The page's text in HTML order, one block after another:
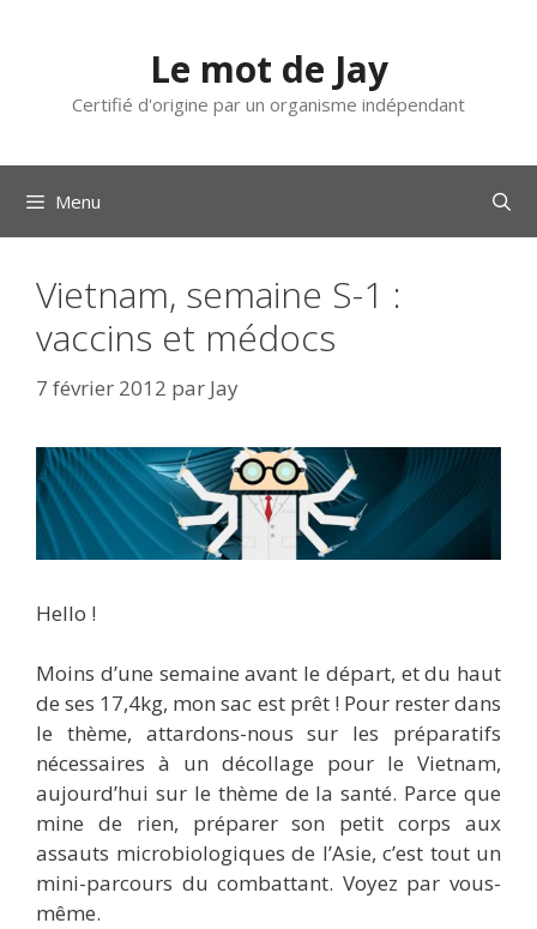
Le mot de Jay
Certifié d'origine par un organisme indépendant
Menu
Vietnam, semaine S-1 :
vaccins et médocs
7 février 2012 par Jay
Hello !
Moins d’une semaine avant le départ, et du haut
de ses 17,4kg, mon sac est prêt ! Pour rester dans
le thème, attardons-nous sur les préparatifs
nécessaires à un décollage pour le Vietnam,
aujourd’hui sur le thème de la santé. Parce que
mine de rien, préparer son petit corps aux
assauts microbiologiques de l’Asie, c’est tout un
mini-parcours du combattant. Voyez par vous-
même.